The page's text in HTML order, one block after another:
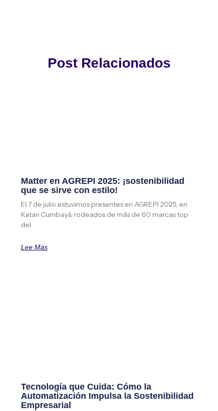
Post Relacionados
Matter en AGREPI 2025: ¡sostenibilidad
que se sirve con estilo!
El 7 de julio estuvimos presentes en AGREPI 2025, en
Katari Cumbayá, rodeados de más de 60 marcas top
del
Lee Más
Tecnología que Cuida: Cómo la
Automatización Impulsa la Sostenibilidad
Empresarial